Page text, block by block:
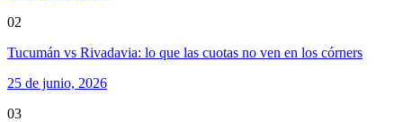
02
Tucumán vs Rivadavia: lo que las cuotas no ven en los córners
25 de junio, 2026
03